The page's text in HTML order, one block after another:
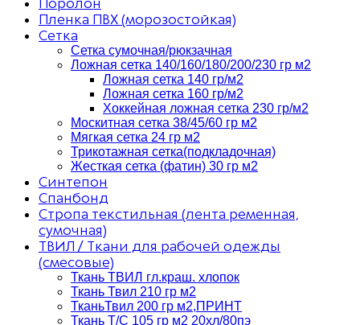
Пленка ПВХ (морозостойкая)
Сетка
Сетка сумочная/рюкзачная
Ложная сетка 140/160/180/200/230 гр м2
Ложная сетка 140 гр/м2
Ложная сетка 160 гр/м2
Хоккейная ложная сетка 230 гр/м2
Москитная сетка 38/45/60 гр м2
Мягкая сетка 24 гр м2
Трикотажная сетка(подкладочная)
Жесткая сетка (фатин) 30 гр м2
Синтепон
Спанбонд
Стропа текстильная (лента ременная,
сумочная)
ТВИЛ / Ткани для рабочей одежды
(смесовые)
Ткань ТВИЛ гл.краш. хлопок
Ткань Твил 210 гр м2
ТканьТвил 200 гр м2,ПРИНТ
Ткань Т/C 105 гр м2 20хл/80пэ